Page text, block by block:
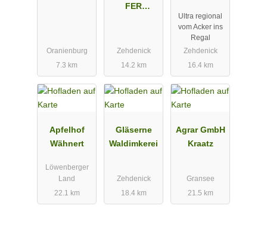
Oranienburg
7.3 km
FER
Zehdenick
14.2 km
Ultra regional
vom Acker ins
Regal
Zehdenick
16.4 km
Apfelhof
Wähnert
Löwenberger
Land
22.1 km
Gläserne
Waldimkerei
Zehdenick
18.4 km
Agrar GmbH
Kraatz
Gransee
21.5 km